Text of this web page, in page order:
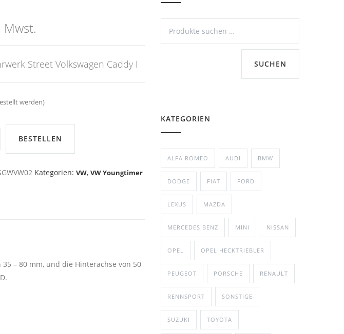
Mwst.
Street Volkswagen Caddy I
werden)
BESTELLEN
Kategorien:VW,VW Youngtimer
– 80 mm, und die Hinterachse von 50
SUCHEN
KATEGORIEN
ALFA ROMEO AUDI BMW
DODGE FIAT FORD
LEXUS MAZDA
MERCEDES BENZ MINI NISSAN
OPEL OPEL HECKTRIEBLER
PEUGEOT PORSCHE RENAULT
RENNSPORT SONSTIGE
SUZUKI TOYOTA